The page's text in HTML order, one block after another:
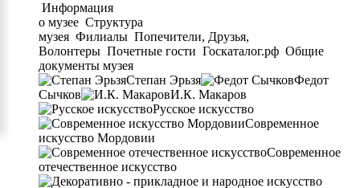
Информация
о музее Структура
музея Филиалы Попечители, Друзья,
Волонтеры Почетные гости Госкаталог.рф Общие
документы музея
Степан Эрьзя
Федот
Сычков
И.К. Макаров
Русское искусство
Современное
искусство Мордовии
Современное
отечественное искусство